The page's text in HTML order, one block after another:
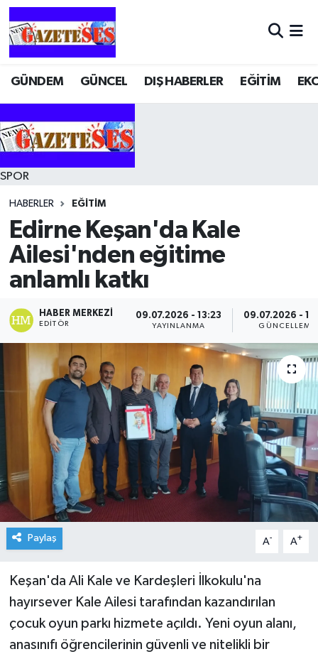
GÜNDEM GÜNCEL DIŞ HABERLER EĞİTİM
SPOR
HABERLER EĞİTİM
Edirne Keşan'da Kale
Ailesi'nden eğitime
anlamlı katkı
HABER MERKEZI
EDITÖR
09.07.2026 - 13:23
YAYINLANMA
09.07.2026 -
GÜNCELLEME
Paylaş A- A+
Keşan'da Ali Kale ve Kardeşleri İlkokulu'na
hayırsever Kale Ailesi tarafından kazandırılan
çocuk oyun parkı hizmete açıldı. Yeni oyun alanı,
anasınıfı öğrencilerinin güvenli ve nitelikli bir